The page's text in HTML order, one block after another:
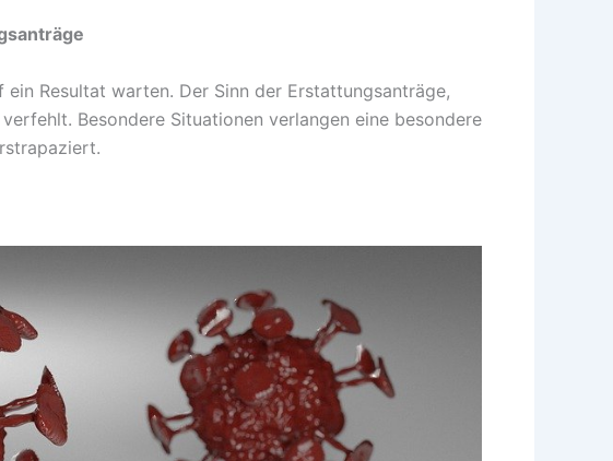
Resultat warten. Der Sinn der Erstattungsanträge,
Besondere Situationen verlangen eine besondere